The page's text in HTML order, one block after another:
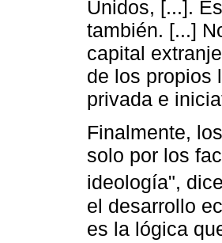
Unidos, [...].
también. [...]
capital
de los propios
privada e
Finalmente,
solo por los
ideología",
el desarrollo
es la lógica